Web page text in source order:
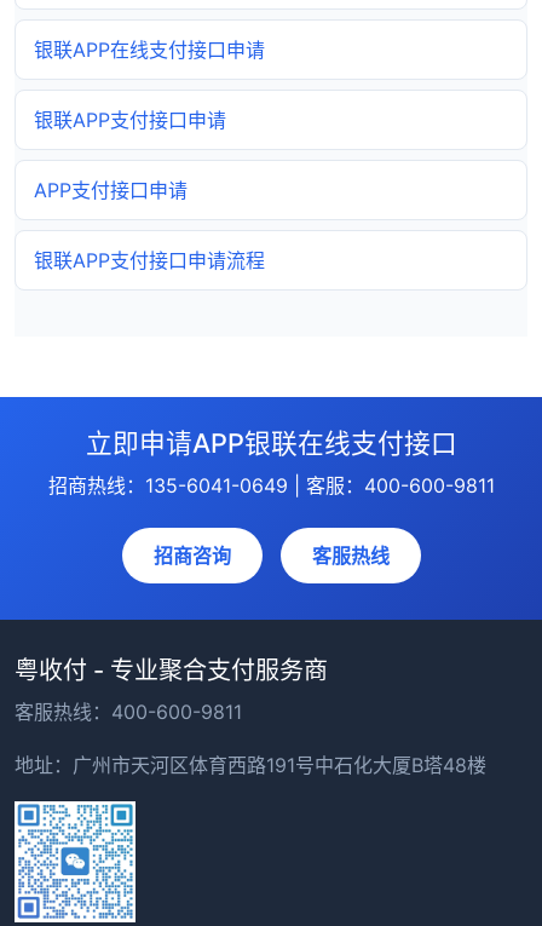
银联APP在线支付接口申请
银联APP支付接口申请
APP支付接口申请
银联APP支付接口申请流程
立即申请APP银联在线支付接口
招商热线：135-6041-0649 | 客服：400-600-9811
招商咨询 客服热线
粤收付 - 专业聚合支付服务商
客服热线：400-600-9811
地址：广州市天河区体育西路191号中石化大厦B塔48楼